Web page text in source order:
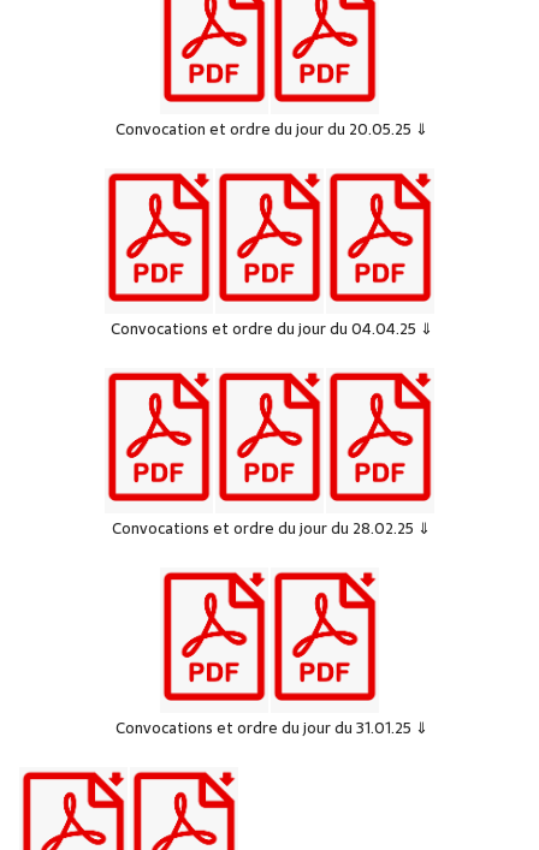
Convocation et ordre du jour du 20.05.25 ⇓
Convocations et ordre du jour du 04.04.25 ⇓
Convocations et ordre du jour du 28.02.25 ⇓
Convocations et ordre du jour du 31.01.25 ⇓